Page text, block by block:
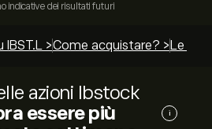
indicative dei risultati futuri
IBST.L >Come acquistare? > Le
azioni Ibstock
essere più
i